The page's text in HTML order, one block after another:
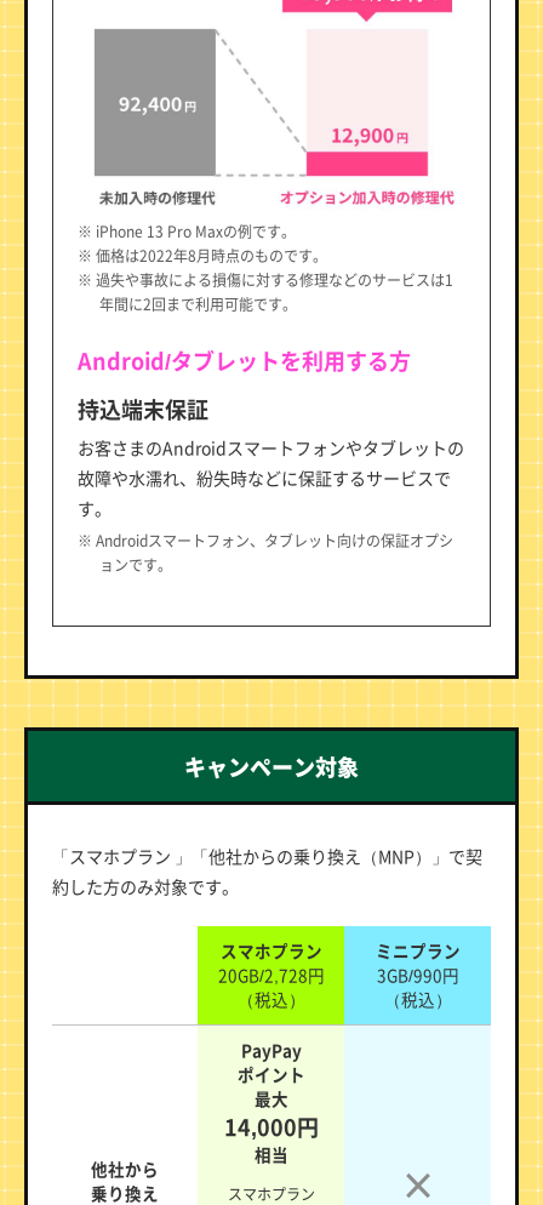
※ iPhone 13 Pro Maxの例です。
※ 価格は2022年8月時点のものです。
※ 過失や事故による損傷に対する修理などのサービスは1
年間に2回まで利用可能です。
Android/タブレットを利用する方
持込端末保証
お客さまのAndroidスマートフォンやタブレットの
故障や水濡れ、紛失時などに保証するサービスで
す。
※ Androidスマートフォン、タブレット向けの保証オプシ
ョンです。
キャンペーン対象
「スマホプラン 」「他社からの乗り換え（MNP）」で契
約した方のみ対象です。
スマホプラン
20GB/2,728円
（税込）
ミニプラン
3GB/990円
（税込）
他社から
乗り換え
PayPay
ポイント
最大
14,000円
相当
スマホプラン